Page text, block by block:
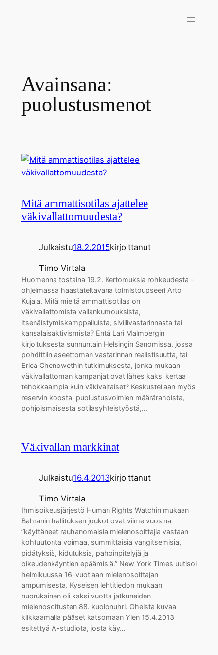
Avainsana:
puolustusmenot
Mitä ammattisotilas ajattelee
väkivallattomuudesta?
Julkaistu18.2.2015kirjoittanut
Timo Virtala
Huomenna tostaina 19.2. Kertomuksia rohkeudesta -
ohjelmassa haastateltavana toimistoupseeri Arto
Kujala. Mitä mieltä ammattisotilas on
väkivallattomista vallankumouksista,
itsenäistymiskamppailuista, siviilivastarinnasta tai
kansalaisaktivismista? Entä Lari Malmbergin
kirjoituksesta sunnuntain Helsingin Sanomissa, jossa
pohdittiin aseettoman vastarinnan realistisuutta, tai
Erica Chenowethin tutkimuksesta, jonka mukaan
väkivallattoman kampanjat ovat lähes kaksi kertaa
tehokkaampia kuin väkivaltaiset? Keskustellaan myös
reservin koosta, puolustusvoimien määrärahoista,
pohjoismaisesta sotilasyhteistyöstä,…
Väkivallan markkinat
Julkaistu16.4.2013kirjoittanut
Timo Virtala
Ihmisoikeusjärjestö Human Rights Watchin mukaan
Bahranin hallituksen joukot ovat viime vuosina
”käyttäneet rauhanomaisia mielenosoittajia vastaan
kohtuutonta voimaa, summittaisia vangitsemisia,
pidätyksiä, kidutuksia, pahoinpitelyjä ja
oikeudenkäyntien epäämisiä.” New York Times uutisoi
helmikuussa 16-vuotiaan mielenosoittajan
ampumisesta. Kyseisen lehtitiedon mukaan
nuorukainen oli kaksi vuotta jatkuneiden
mielenosoitusten 88. kuolonuhri. Oheista kuvaa
klikkaamalla pääset katsomaan Ylen 15.4.2013
esitettyä A-studiota, josta käy…